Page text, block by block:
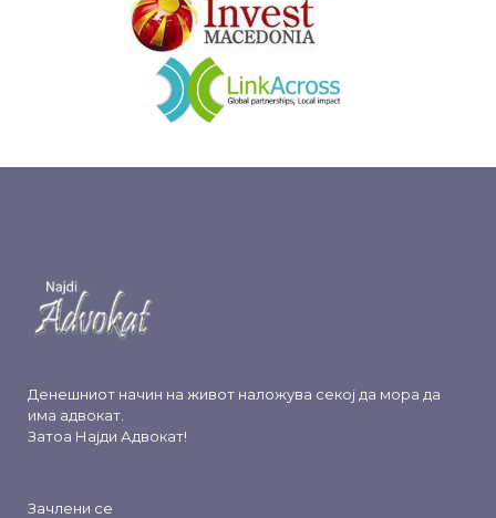
Денешниот начин на живот наложува секој да мора да
има адвокат.
Затоа Најди Адвокат!
Зачлени се